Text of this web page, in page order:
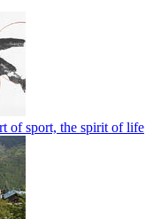
of sport, the spirit of life